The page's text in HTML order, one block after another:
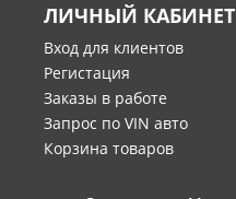
ЛИЧНЫЙ КАБИНЕТ
Вход для клиентов
Регистация
Заказы в работе
Запрос по VIN авто
Корзина товаров